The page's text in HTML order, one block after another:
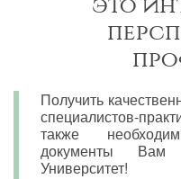
Получить
специалистов-
также
документы
Университет!